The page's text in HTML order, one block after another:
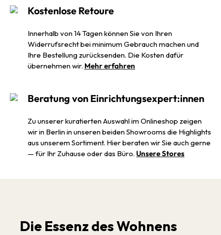
Kostenlose Retoure
Innerhalb von 14 Tagen können Sie von Ihren
Widerrufsrecht bei minimum Gebrauch machen und
Ihre Bestellung zurücksenden. Die Kosten dafür
übernehmen wir. Mehr erfahren
Beratung von Einrichtungsexpert:innen
Zu unserer kuratierten Auswahl im Onlineshop zeigen
wir in Berlin in unseren beiden Showrooms die Highlights
aus unserem Sortiment. Hier beraten wir Sie auch gerne
— für Ihr Zuhause oder das Büro. Unsere Stores
Die Essenz des Wohnens